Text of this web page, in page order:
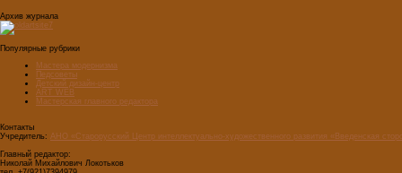
Архив журнала
Популярные рубрики
Мастера модернизма
Педсоветы
Детский дизайн-центр
ART WEB
Мастерская главного редактора
Контакты
Учредитель: АНО «Старорусский Центр интеллектуально-художественного развития «Введенская
Главный редактор:
Николай Михайлович Локотьков